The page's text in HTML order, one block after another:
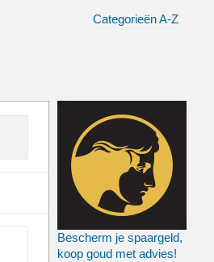
Categorieën A-Z
Bescherm je spaargeld,
koop goud met advies!